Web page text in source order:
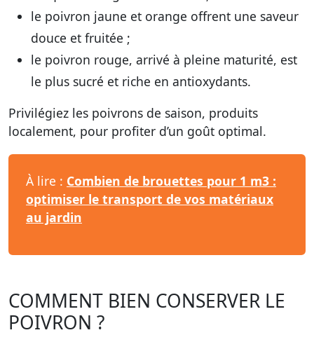
le poivron jaune et orange offrent une saveur
douce et fruitée ;
le poivron rouge, arrivé à pleine maturité, est
le plus sucré et riche en antioxydants.
Privilégiez les poivrons de saison, produits
localement, pour profiter d’un goût optimal.
À lire : Combien de brouettes pour 1 m3 :
optimiser le transport de vos matériaux
au jardin
COMMENT BIEN CONSERVER LE
POIVRON ?